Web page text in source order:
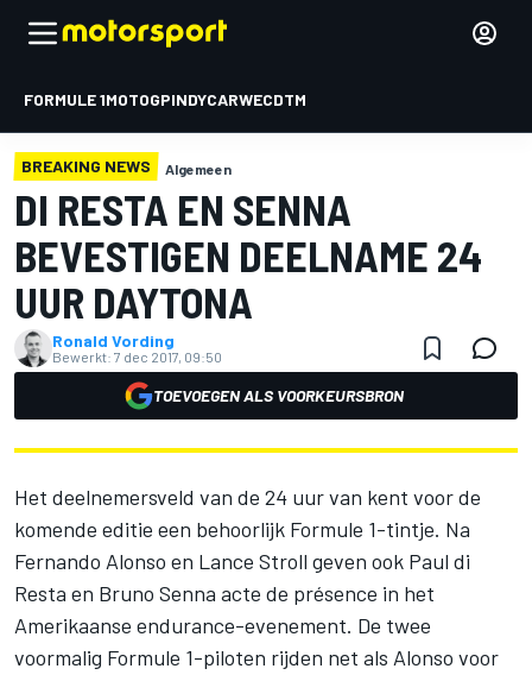
FORMULE 1MOTOGPINDYCARWECDTM
BREAKING NEWS Algemeen
DI RESTA EN SENNA
BEVESTIGEN DEELNAME 24
UUR DAYTONA
Ronald Vording
Bewerkt: 7 dec 2017, 09:50
TOEVOEGEN ALS VOORKEURSBRON
Het deelnemersveld van de 24 uur van kent voor de
komende editie een behoorlijk Formule 1-tintje. Na
Fernando Alonso en Lance Stroll geven ook Paul di
Resta en Bruno Senna acte de présence in het
Amerikaanse endurance-evenement. De twee
voormalig Formule 1-piloten rijden net als Alonso voor